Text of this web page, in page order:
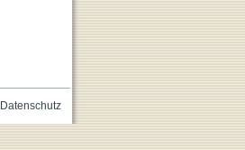
Datenschutz